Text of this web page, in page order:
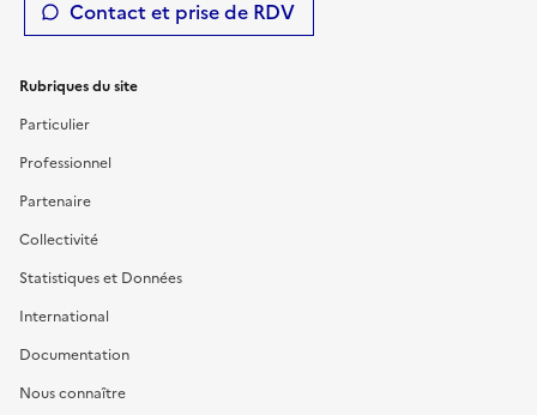
Contact et prise de RDV
Rubriques du site
Particulier
Professionnel
Partenaire
Collectivité
Statistiques et Données
International
Documentation
Nous connaître